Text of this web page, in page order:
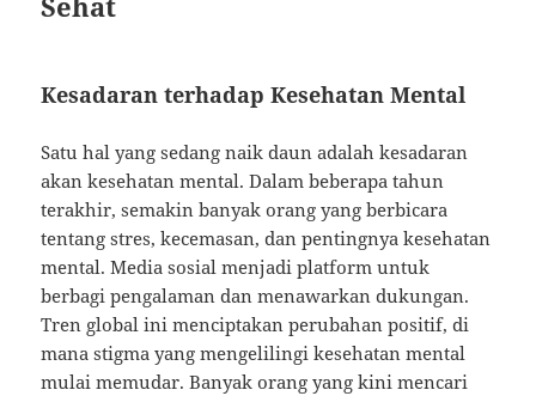
Kesadaran terhadap Kesehatan Mental
Satu hal yang sedang naik daun adalah kesadaran
akan kesehatan mental. Dalam beberapa tahun
terakhir, semakin banyak orang yang berbicara
tentang stres, kecemasan, dan pentingnya kesehatan
mental. Media sosial menjadi platform untuk
berbagi pengalaman dan menawarkan dukungan.
Tren global ini menciptakan perubahan positif, di
mana stigma yang mengelilingi kesehatan mental
mulai memudar. Banyak orang yang kini mencari